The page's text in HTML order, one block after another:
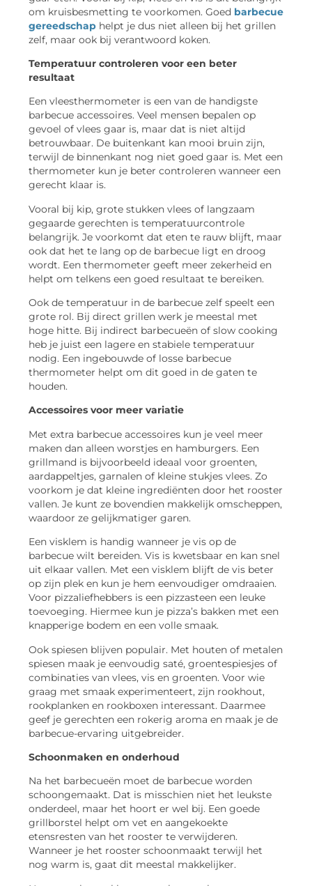
om kruisbesmetting te voorkomen. Goed barbecue
gereedschap helpt je dus niet alleen bij het grillen
zelf, maar ook bij verantwoord koken.
Temperatuur controleren voor een beter
resultaat
Een vleesthermometer is een van de handigste
barbecue accessoires. Veel mensen bepalen op
gevoel of vlees gaar is, maar dat is niet altijd
betrouwbaar. De buitenkant kan mooi bruin zijn,
terwijl de binnenkant nog niet goed gaar is. Met een
thermometer kun je beter controleren wanneer een
gerecht klaar is.
Vooral bij kip, grote stukken vlees of langzaam
gegaarde gerechten is temperatuurcontrole
belangrijk. Je voorkomt dat eten te rauw blijft, maar
ook dat het te lang op de barbecue ligt en droog
wordt. Een thermometer geeft meer zekerheid en
helpt om telkens een goed resultaat te bereiken.
Ook de temperatuur in de barbecue zelf speelt een
grote rol. Bij direct grillen werk je meestal met
hoge hitte. Bij indirect barbecueën of slow cooking
heb je juist een lagere en stabiele temperatuur
nodig. Een ingebouwde of losse barbecue
thermometer helpt om dit goed in de gaten te
houden.
Accessoires voor meer variatie
Met extra barbecue accessoires kun je veel meer
maken dan alleen worstjes en hamburgers. Een
grillmand is bijvoorbeeld ideaal voor groenten,
aardappeltjes, garnalen of kleine stukjes vlees. Zo
voorkom je dat kleine ingrediënten door het rooster
vallen. Je kunt ze bovendien makkelijk omscheppen,
waardoor ze gelijkmatiger garen.
Een visklem is handig wanneer je vis op de
barbecue wilt bereiden. Vis is kwetsbaar en kan snel
uit elkaar vallen. Met een visklem blijft de vis beter
op zijn plek en kun je hem eenvoudiger omdraaien.
Voor pizzaliefhebbers is een pizzasteen een leuke
toevoeging. Hiermee kun je pizza’s bakken met een
knapperige bodem en een volle smaak.
Ook spiesen blijven populair. Met houten of metalen
spiesen maak je eenvoudig saté, groentespiesjes of
combinaties van vlees, vis en groenten. Voor wie
graag met smaak experimenteert, zijn rookhout,
rookplanken en rookboxen interessant. Daarmee
geef je gerechten een rokerig aroma en maak je de
barbecue-ervaring uitgebreider.
Schoonmaken en onderhoud
Na het barbecueën moet de barbecue worden
schoongemaakt. Dat is misschien niet het leukste
onderdeel, maar het hoort er wel bij. Een goede
grillborstel helpt om vet en aangekoekte
etensresten van het rooster te verwijderen.
Wanneer je het rooster schoonmaakt terwijl het
nog warm is, gaat dit meestal makkelijker.